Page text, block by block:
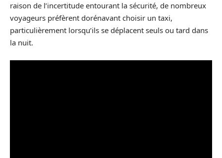
raison de l’incertitude entourant la sécurité, de nombreux
voyageurs préfèrent dorénavant choisir un taxi,
particulièrement lorsqu’ils se déplacent seuls ou tard dans
la nuit.